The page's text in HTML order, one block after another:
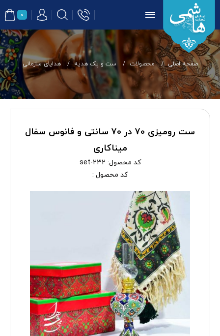
0
صفحه اصلی محصولات ست و پک هدیه هدایای سازمانی
ست رومیزی 70 در 70 سانتی و فانوس سفال
میناکاری
کد محصول: set-232
کد محصول :